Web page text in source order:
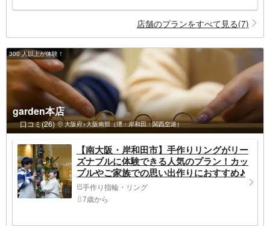
店舗のプランをすべて見る(7)
300 人以上が体験！
garden本店
口コミ(26) 大阪府>大阪南部（堺・岸和田・関西空港）
【南大阪・岸和田市】手作りリングがリー
ズナブルに体験できる人気のプラン！カッ
プルやご家族での思い出作りにおすすめ♪
手作り指輪・リング
7歳から